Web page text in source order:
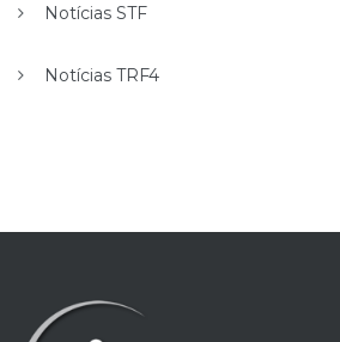
Notícias STF
Notícias TRF4